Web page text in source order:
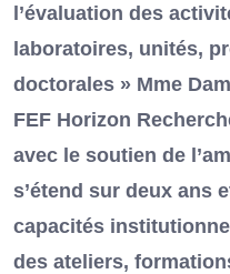
l’évaluation des
laboratoires, unités,
doctorales » Mme
FEF Horizon
avec le soutien de
s’étend sur deux ans
capacités
des ateliers,